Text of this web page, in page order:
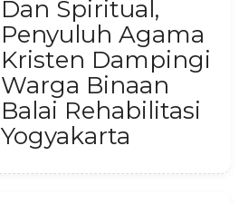
Dan Spiritual,
Penyuluh Agama
Kristen Dampingi
Warga Binaan
Balai Rehabilitasi
Yogyakarta